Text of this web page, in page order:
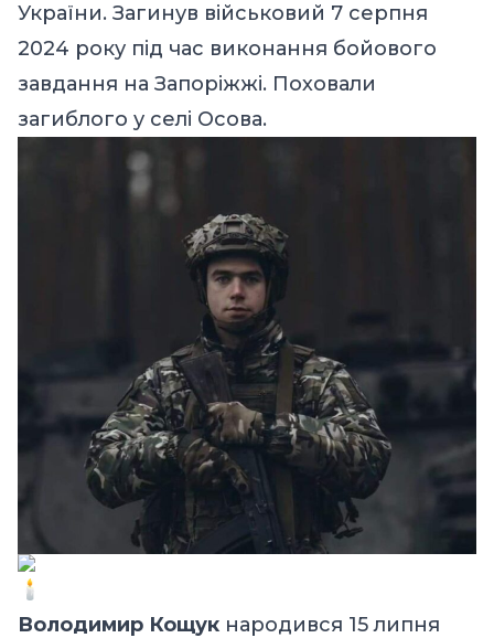
України. Загинув військовий 7 серпня
2024 року під час виконання бойового
завдання на Запоріжжі. Поховали
загиблого у селі Осова.
Володимир Кощук народився 15 липня